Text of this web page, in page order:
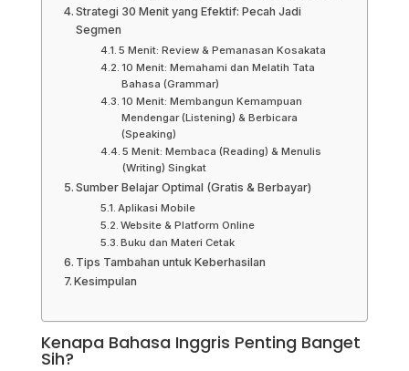
Strategi 30 Menit yang Efektif: Pecah Jadi
Segmen
5 Menit: Review & Pemanasan Kosakata
10 Menit: Memahami dan Melatih Tata
Bahasa (Grammar)
10 Menit: Membangun Kemampuan
Mendengar (Listening) & Berbicara
(Speaking)
5 Menit: Membaca (Reading) & Menulis
(Writing) Singkat
Sumber Belajar Optimal (Gratis & Berbayar)
Aplikasi Mobile
Website & Platform Online
Buku dan Materi Cetak
Tips Tambahan untuk Keberhasilan
Kesimpulan
Kenapa Bahasa Inggris Penting Banget
Sih?